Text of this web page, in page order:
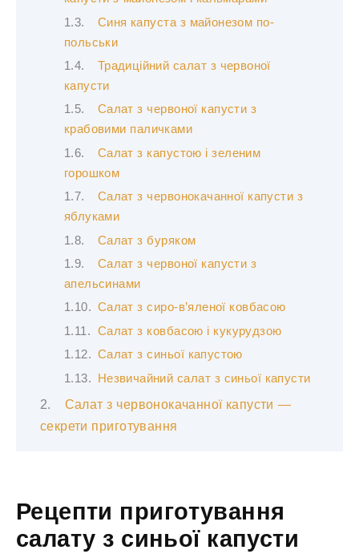
Синя капуста з майонезом по-
польськи
Традиційний салат з червоної
капусти
Салат з червоної капусти з
крабовими паличками
Салат з капустою і зеленим
горошком
Салат з червонокачанної капусти з
яблуками
Салат з буряком
Салат з червоної капусти з
апельсинами
Салат з сиро-в’яленої ковбасою
Салат з ковбасою і кукурудзою
Салат з синьої капустою
Незвичайний салат з синьої капусти
Салат з червонокачанної капусти —
секрети приготування
Рецепти приготування
салату з синьої капусти